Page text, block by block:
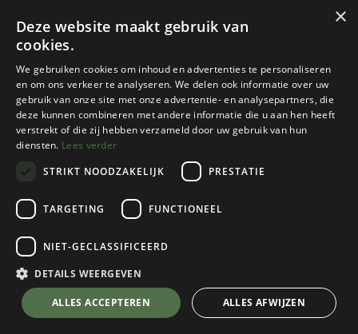
RAB
Xenon Mitt
Black
Kies een maat
💬 Stel je vraag over dit product via WhatsApp
×
Deze website maakt gebruik van
cookies.
We gebruiken cookies om inhoud en advertenties te personaliseren
en om ons verkeer te analyseren. We delen ook informatie over uw
gebruik van onze site met onze advertentie- en analysepartners, die
deze kunnen combineren met andere informatie die u aan hen heeft
verstrekt of die zij hebben verzameld door uw gebruik van hun
diensten. Lees verder
STRIKT NOODZAKELIJK
PRESTATIE
TARGETING FUNCTIONEEL
NIET-GECLASSIFICEERD
DETAILS WEERGEVEN
ALLES ACCEPTEREN ALLES AFWIJZEN